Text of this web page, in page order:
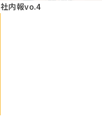
社内報vo.4